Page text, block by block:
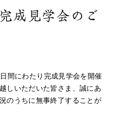
成見学会のご
間にわたり完成見学会を開催
しいただいた皆さま、誠にあ
のうちに無事終了することが